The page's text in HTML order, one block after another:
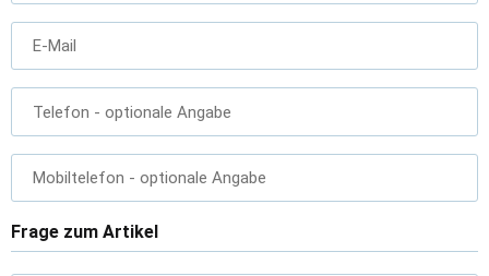
E-Mail
Telefon - optionale Angabe
Mobiltelefon - optionale Angabe
Frage zum Artikel